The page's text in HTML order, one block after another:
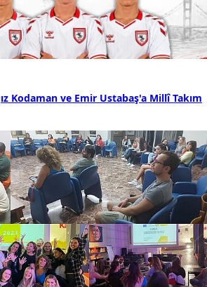
Kodaman ve Emir Ustabaş'a Millî Takım